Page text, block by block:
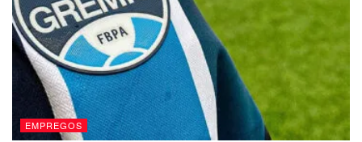
EMPREGOS